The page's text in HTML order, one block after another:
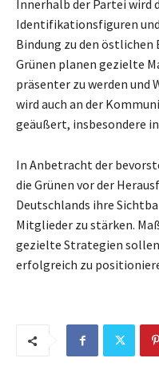
Innerhalb der Partei wird
Identifikationsfiguren
Bindung zu den östlichen
Grünen planen gezielte
präsenter zu werden und
wird auch an der
geäußert, insbesondere
In Anbetracht der
die Grünen vor der
Deutschlands ihre
Mitglieder zu stärken.
gezielte Strategien
erfolgreich zu